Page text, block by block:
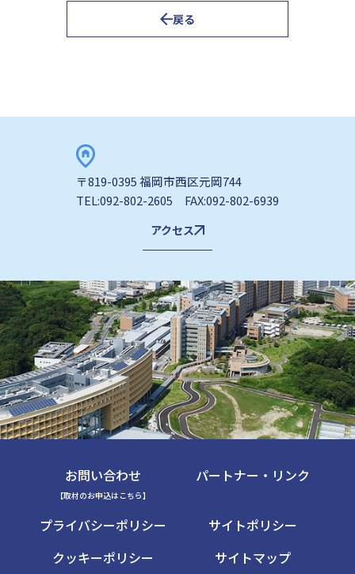
戻る
〒819-0395 福岡市西区元岡744
TEL:092-802-2605 FAX:092-802-6939
アクセス
お問い合わせ
【取材のお申込はこちら】
パートナー・リンク
プライバシーポリシー
サイトポリシー
クッキーポリシー
サイトマップ